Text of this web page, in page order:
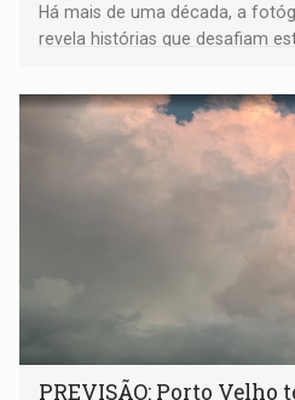
Há mais de uma década, a
revela histórias que desafiam
negras
PREVISÃO: Porto Velho